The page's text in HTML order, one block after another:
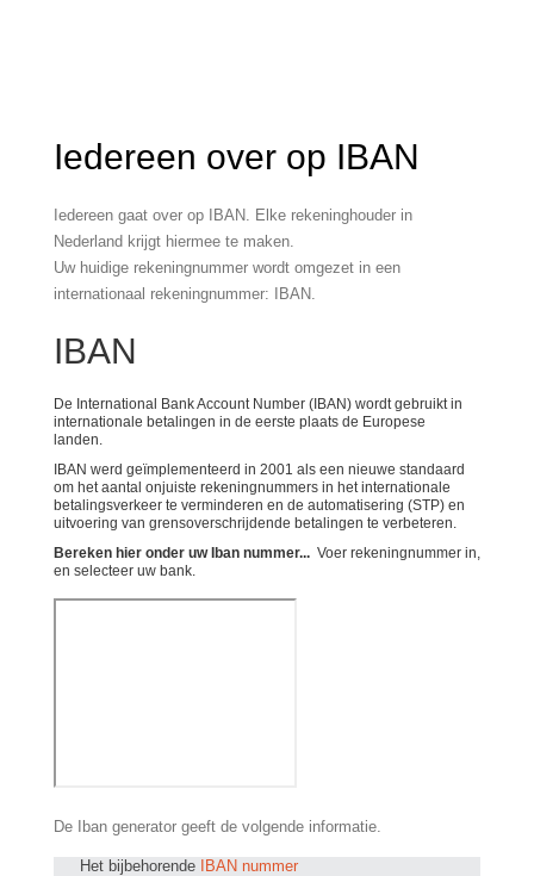
Iedereen over op IBAN
Iedereen gaat over op IBAN. Elke rekeninghouder in
Nederland krijgt hiermee te maken.
Uw huidige rekeningnummer wordt omgezet in een
internationaal rekeningnummer: IBAN.
IBAN
De International Bank Account Number (IBAN) wordt gebruikt in
internationale betalingen in de eerste plaats de Europese
landen.
IBAN werd geïmplementeerd in 2001 als een nieuwe standaard
om het aantal onjuiste rekeningnummers in het internationale
betalingsverkeer te verminderen en de automatisering (STP) en
uitvoering van grensoverschrijdende betalingen te verbeteren.
Bereken hier onder uw Iban nummer... Voer rekeningnummer in,
en selecteer uw bank.
De Iban generator geeft de volgende informatie.
Het bijbehorende
IBAN nummer